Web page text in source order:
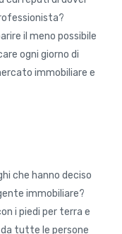
il meno possibile
ogni giorno di
immobiliare e
che hanno deciso
immobiliare?
i piedi per terra e
tutte le persone